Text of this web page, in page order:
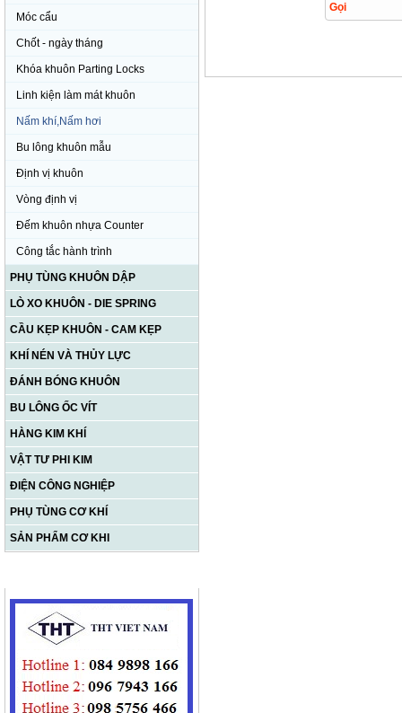
Móc cẩu
Chốt - ngày tháng
Khóa khuôn Parting Locks
Linh kiện làm mát khuôn
Nấm khí,Nấm hơi
Bu lông khuôn mẫu
Định vị khuôn
Vòng định vị
Đếm khuôn nhựa Counter
Công tắc hành trình
PHỤ TÙNG KHUÔN DẬP
LÒ XO KHUÔN - DIE SPRING
CẦU KẸP KHUÔN - CAM KẸP
KHÍ NÉN VÀ THỦY LỰC
ĐÁNH BÓNG KHUÔN
BU LÔNG ỐC VÍT
HÀNG KIM KHÍ
VẬT TƯ PHI KIM
ĐIỆN CÔNG NGHIỆP
PHỤ TÙNG CƠ KHÍ
SẢN PHẨM CƠ KHI
Gọi